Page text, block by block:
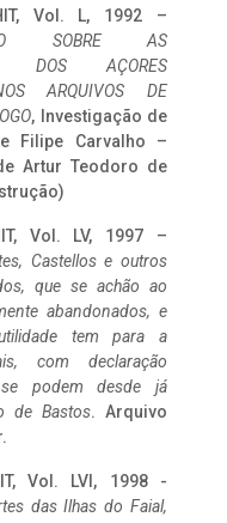
Vol. L, 1992 –
SOBRE AS
DOS AÇORES
ARQUIVOS DE
, Investigação de
Filipe Carvalho –
Artur Teodoro de
Vol. LV, 1997 –
Castellos e outros
que se achão ao
abandonados, e
tem para a
com declaração
se podem desde já
de Bastos. Arquivo
Vol. LVI, 1998 -
das Ilhas do Faial,